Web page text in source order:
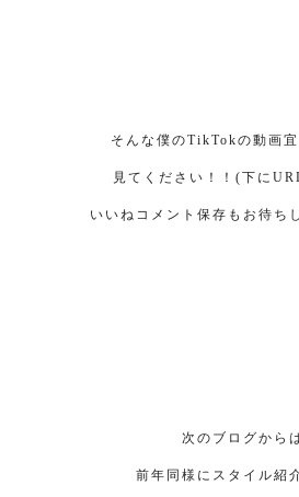
そんな僕のTikTokの動画宜
見てください！！(下に
いいねコメント保存もお待ち
次のブログから
前年同様にスタイル紹